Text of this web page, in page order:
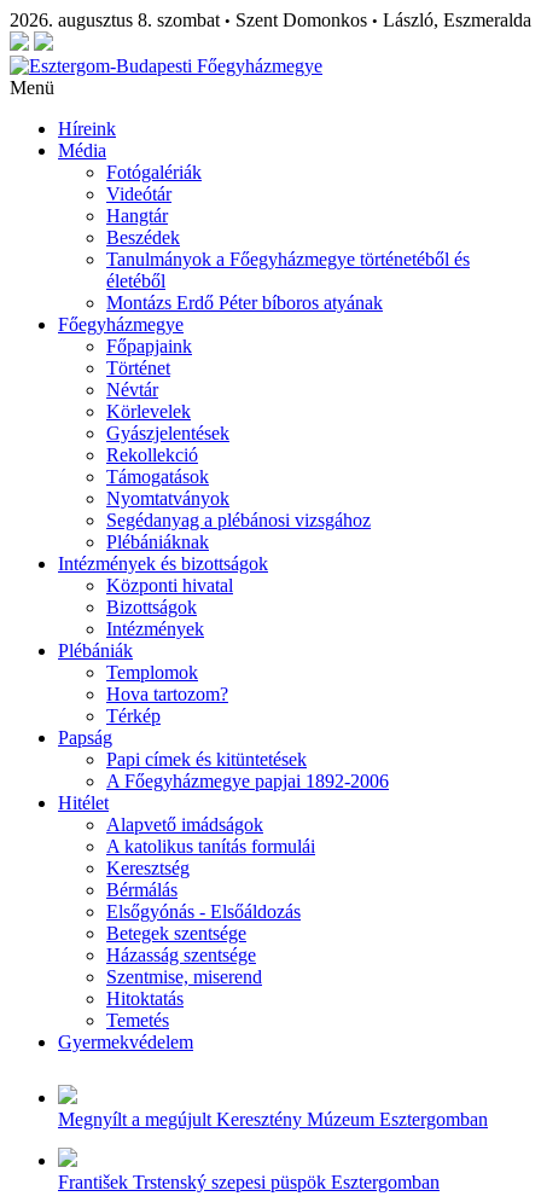
2026. augusztus 8. szombat • Szent Domonkos • László, Eszmeralda
Menü
Híreink
Média
Fotógalériák
Videótár
Hangtár
Beszédek
Tanulmányok a Főegyházmegye történetéből és
életéből
Montázs Erdő Péter bíboros atyának
Főegyházmegye
Főpapjaink
Történet
Névtár
Körlevelek
Gyászjelentések
Rekollekció
Támogatások
Nyomtatványok
Segédanyag a plébánosi vizsgához
Plébániáknak
Intézmények és bizottságok
Központi hivatal
Bizottságok
Intézmények
Plébániák
Templomok
Hova tartozom?
Térkép
Papság
Papi címek és kitüntetések
A Főegyházmegye papjai 1892-2006
Hitélet
Alapvető imádságok
A katolikus tanítás formulái
Keresztség
Bérmálás
Elsőgyónás - Elsőáldozás
Betegek szentsége
Házasság szentsége
Szentmise, miserend
Hitoktatás
Temetés
Gyermekvédelem
Megnyílt a megújult Keresztény Múzeum Esztergomban
František Trstenský szepesi püspök Esztergomban